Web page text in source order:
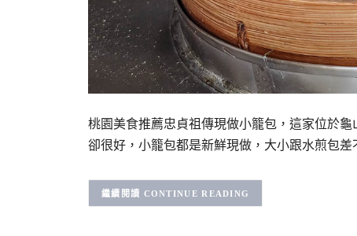
桃園美食推薦忠貞祖傳現做小籠包，這家位於
卻很好，小籠包都是新鮮現做，大小跟水煎包
CONTINUE READING